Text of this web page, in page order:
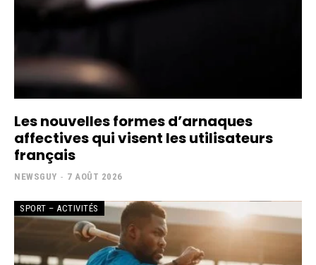
Les nouvelles formes d’arnaques
affectives qui visent les utilisateurs
français
NEWSGUY - 7 AOÛT 2026
SPORT – ACTIVITÉS